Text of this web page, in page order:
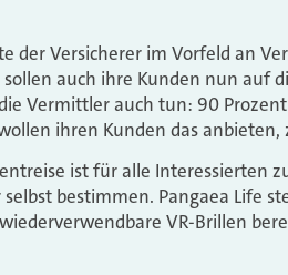
der Versicherer im Vorfeld an
auch ihre Kunden nun auf
Vermittler auch tun: 90
ihren Kunden das anbieten,
ist für alle Interessierten
bestimmen. Pangaea Life
VR-Brillen